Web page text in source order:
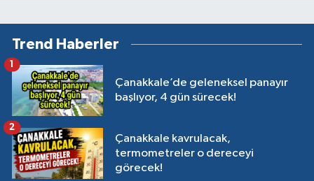
Trend Haberler
Çanakkale’de geleneksel panayır
başlıyor, 4 gün sürecek!
1
Çanakkale kavrulacak,
termometreler o dereceyi
görecek!
2